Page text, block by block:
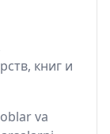
книг и
va